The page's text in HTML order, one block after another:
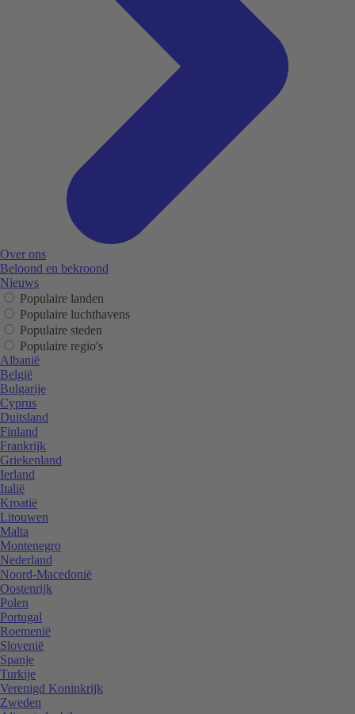
Over ons
Beloond en bekroond
Nieuws
Populaire landen
Populaire luchthavens
Populaire steden
Populaire regio's
Albanië
België
Bulgarije
Cyprus
Duitsland
Finland
Frankrijk
Griekenland
Ierland
Italië
Kroatië
Litouwen
Malta
Montenegro
Nederland
Noord-Macedonië
Oostenrijk
Polen
Portugal
Roemenië
Slovenië
Spanje
Turkije
Verenigd Koninkrijk
Zweden